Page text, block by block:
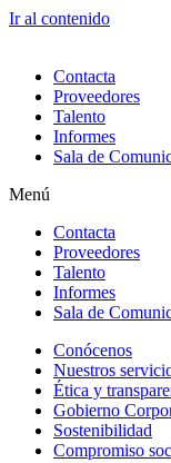
Ir al contenido
Contacta
Proveedores
Talento
Informes
Sala de
Menú
Contacta
Proveedores
Talento
Informes
Sala de
Conócenos
Nuestros
Ética y
Gobierno
Sostenibilidad
Compromiso